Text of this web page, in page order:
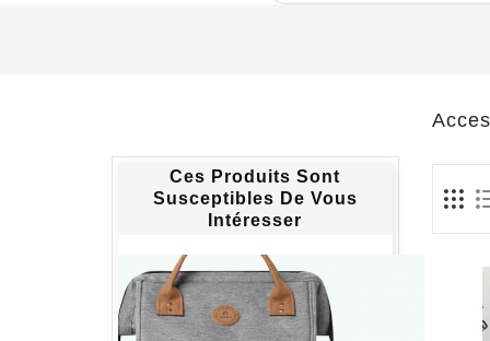
Ces Produits Sont
Susceptibles De Vous
Intéresser